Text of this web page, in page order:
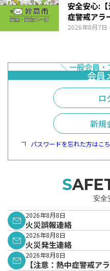
2026年8月7日
安全安心:
症警戒アラ
ロ
新規
パスワードを忘れた方はこ
安全
2026年8月8日
火災誤報連絡
2026年8月8日
火災発生連絡
2026年8月8日
【注意：熱中症警戒ア